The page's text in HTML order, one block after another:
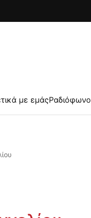
με εμάςΡαδιόφωνο